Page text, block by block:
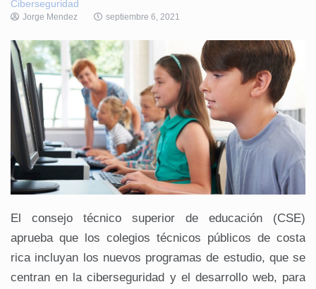
Ciberseguridad
Jorge Mendez septiembre 6, 2021
El consejo técnico superior de educación (CSE)
aprueba que los colegios técnicos públicos de costa
rica incluyan los nuevos programas de estudio, que se
centran en la ciberseguridad y el desarrollo web, para